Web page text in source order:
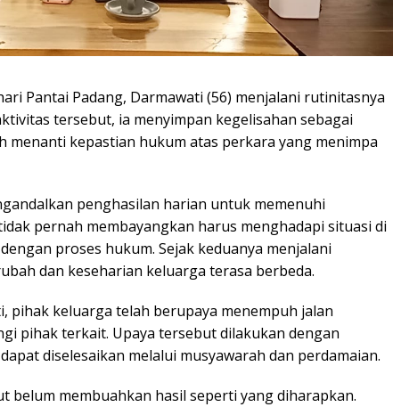
Pantai Padang, Darmawati (56) menjalani rutinitasnya
tersebut, ia menyimpan kegelisahan sebagai
menanti kepastian hukum atas perkara yang menimpa
penghasilan harian untuk memenuhi
pernah membayangkan harus menghadapi situasi di
proses hukum. Sejak keduanya menjalani
dan keseharian keluarga terasa berbeda.
pihak keluarga telah berupaya menempuh jalan
pihak terkait. Upaya tersebut dilakukan dengan
diselesaikan melalui musyawarah dan perdamaian.
belum membuahkan hasil seperti yang diharapkan.